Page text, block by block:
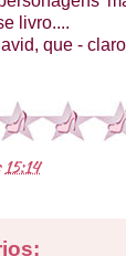
livro....
que -
15:14